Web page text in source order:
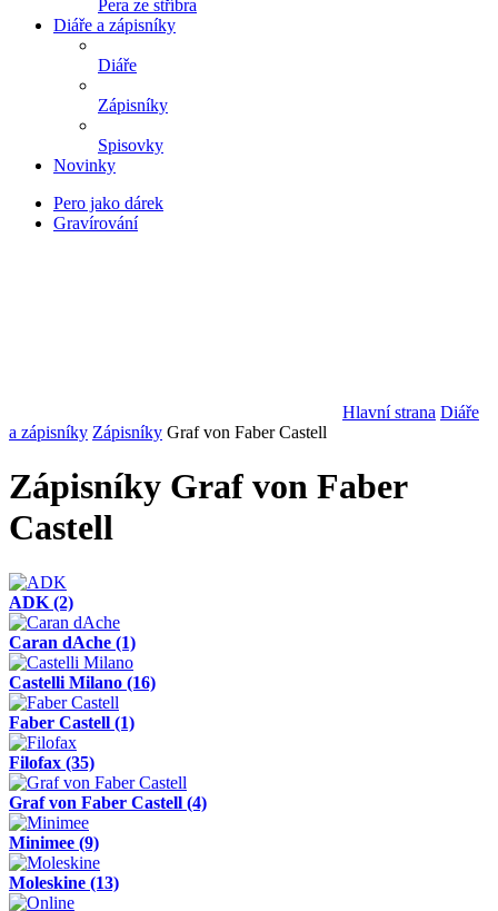
Pera ze stříbra
Diáře a zápisníky
Diáře
Zápisníky
Spisovky
Novinky
Pero jako dárek
Gravírování
Hlavní strana Diáře
a zápisníky Zápisníky Graf von Faber Castell
Zápisníky Graf von Faber
Castell
ADK (2)
Caran dAche (1)
Castelli Milano (16)
Faber Castell (1)
Filofax (35)
Graf von Faber Castell (4)
Minimee (9)
Moleskine (13)